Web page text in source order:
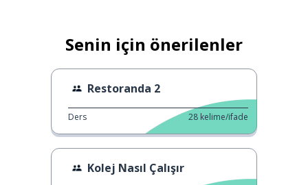
Senin için önerilenler
Restoranda 2
Ders 28 kelime/ifade
Kolej Nasıl Çalışır